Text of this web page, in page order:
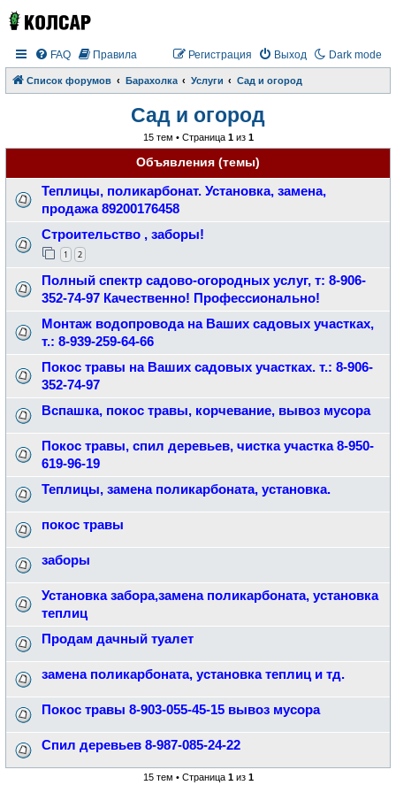
Dark mode
FAQ Правила Выход
Регистрация
Список форумов Барахолка Услуги Сад и огород
Сад и огород
15 тем • Страница 1из 1
Объявления (темы)
Теплицы, поликарбонат. Установка, замена,
продажа 89200176458
Строительство , заборы!
1 2
Полный спектр садово-огородных услуг, т: 8-906-
352-74-97 Качественно! Профессионально!
Монтаж водопровода на Ваших садовых участках,
т.: 8-939-259-64-66
Покос травы на Ваших садовых участках. т.: 8-906-
352-74-97
Вспашка, покос травы, корчевание, вывоз мусора
Покос травы, спил деревьев, чистка участка 8-950-
619-96-19
Теплицы, замена поликарбоната, установка.
покос травы
заборы
Установка забора,замена поликарбоната, установка
теплиц
Продам дачный туалет
замена поликарбоната, установка теплиц и тд.
Покос травы 8-903-055-45-15 вывоз мусора
Спил деревьев 8-987-085-24-22
15 тем • Страница 1из 1